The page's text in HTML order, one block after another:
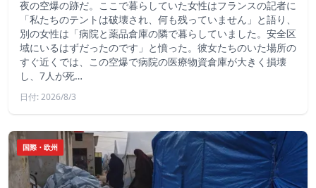
夜の空爆の跡だ。ここで暮らしていた女性はフランスの記者に
「私たちのテントは破壊され、何も残っていません」と語り、
別の女性は「病院と薬品倉庫の隣で暮らしていました。安全区
域にいるはずだったのです」と憤った。彼女たちのいた場所の
すぐ近くでは、この空爆で病院の医療物資倉庫が大きく損壊
し、7人が死…
日付: 2026/8/3
国際・欧州